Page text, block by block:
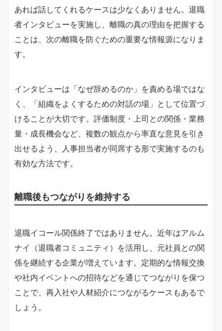
あれば話してくれるケースは少なくありません。退職
者インタビューを実施し、離職の真の理由を把握する
ことは、次の離職を防ぐための重要な情報源になりま
す。
インタビューは「なぜ辞めるのか」を責める場ではな
く、「組織をよくするための対話の場」として位置づ
けることが大切です。評価制度・上司との関係・業務
量・成長機会など、複数の観点から率直な意見を引き
出せるよう、人事担当者が同席する形で実施するのも
有効な方法です。
離職後もつながりを維持する
退職イコール関係終了ではありません。近年はアルム
ナイ（退職者コミュニティ）を活用し、元社員との関
係を継続する企業が増えています。定期的な情報交換
や社内イベントへの招待などを通じてつながりを保つ
ことで、再入社や人材紹介につながるケースもあるで
しょう。